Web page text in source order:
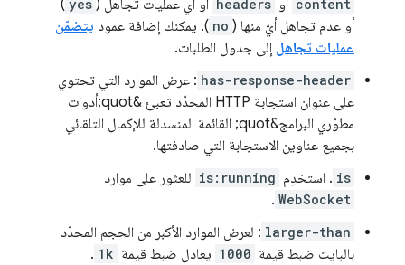
content أو headers أو أي عمليات تجاهل ( yes
)
أو عدم تجاهل أيّ منها ( no ). يمكنك إضافة عمود يتضمّن
عمليات تجاهل إلى جدول الطلبات.
has-response-header : عرض الموارد التي تحتوي
على عنوان استجابة HTTP المحدّد تعبئ &quot;أدوات
مطوّري البرامج&quot; القائمة المنسدلة للإكمال التلقائي
بجميع عناوين الاستجابة التي صادفتها.
is . استخدِم is:running للعثور على موارد
WebSocket
.
larger-than : لعرض الموارد الأكبر من الحجم المحدّد
بالبايت ضبط قيمة 1000 يعادل ضبط قيمة 1k
.